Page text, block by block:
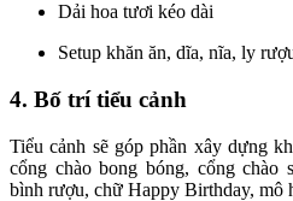
Dải hoa tươi kéo dài
Setup khăn ăn, dĩa, nĩa, ly
4. Bố trí tiểu cảnh
Tiểu cảnh sẽ góp phần xây dựng
cổng chào bong bóng, cổng chào
bình rượu, chữ Happy Birthday,